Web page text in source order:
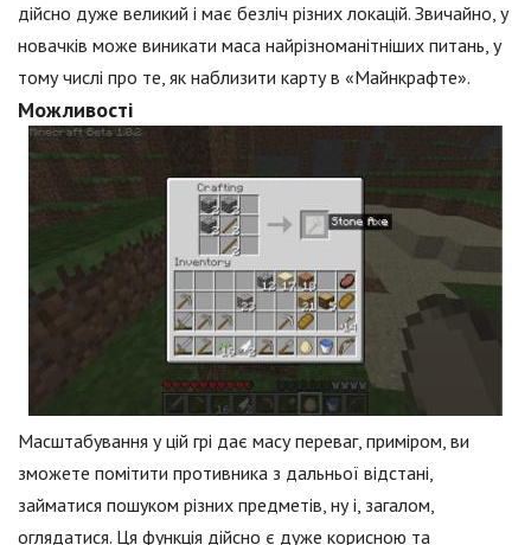
дійсно дуже великий і має безліч різних локацій. Звичайно, у
новачків може виникати маса найрізноманітніших питань, у
тому числі про те, як наблизити карту в «Майнкрафте».
Можливості
Масштабування у цій грі дає масу переваг, приміром, ви
зможете помітити противника з дальньої відстані,
займатися пошуком різних предметів, ну і, загалом,
оглядатися. Ця функція дійсно є дуже корисною та